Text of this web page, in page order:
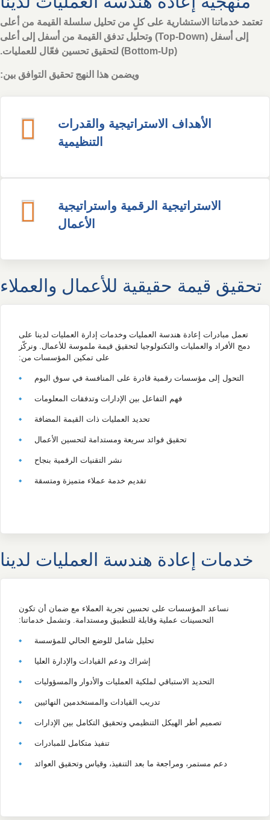
تعتمد خدماتنا الاستشارية على كلٍ من تحليل سلسلة القيمة من أعلى
إلى أسفل (Top-Down) وتحليل تدفق القيمة من أسفل إلى أعلى
(Bottom-Up) لتحقيق تحسين فعّال للعمليات.
ويضمن هذا النهج تحقيق التوافق بين:
الأهداف الاستراتيجية والقدرات
التنظيمية
الاستراتيجية الرقمية واستراتيجية
الأعمال
تحقيق قيمة حقيقية للأعمال والعملاء
تعمل مبادرات إعادة هندسة العمليات وخدمات إدارة العمليات لدينا على
دمج الأفراد والعمليات والتكنولوجيا لتحقيق قيمة ملموسة للأعمال. ونركّز
على تمكين المؤسسات من:
التحول إلى مؤسسات رقمية قادرة على المنافسة في سوق اليوم
فهم التفاعل بين الإدارات وتدفقات المعلومات
تحديد العمليات ذات القيمة المضافة
تحقيق فوائد سريعة ومستدامة لتحسين الأعمال
نشر التقنيات الرقمية بنجاح
تقديم خدمة عملاء متميزة ومتسقة
خدمات إعادة هندسة العمليات لدينا
نساعد المؤسسات على تحسين تجربة العملاء مع ضمان أن تكون
التحسينات عملية وقابلة للتطبيق ومستدامة. وتشمل خدماتنا:
تحليل شامل للوضع الحالي للمؤسسة
إشراك ودعم القيادات والإدارة العليا
التحديد الاستباقي لملكية العمليات والأدوار والمسؤوليات
تدريب القيادات والمستخدمين النهائيين
تصميم أطر الهيكل التنظيمي وتحقيق التكامل بين الإدارات
تنفيذ متكامل للمبادرات
دعم مستمر، ومراجعة ما بعد التنفيذ، وقياس وتحقيق العوائد